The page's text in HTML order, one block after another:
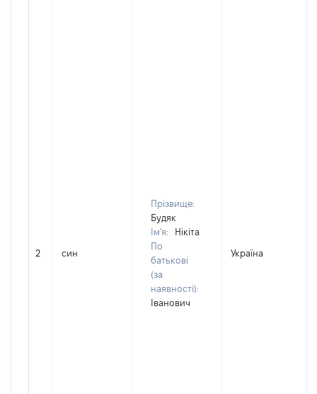
2 син
Прізвище:
Будяк
Ім'я:
Нікіта
По
батькові
(за
наявності):
Іванович
Україна